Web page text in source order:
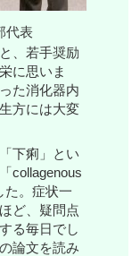
代表
、若手奨励
に思いま
た消化器内
方には大変
下痢」とい
collagenous
た。症状一
ど、疑問点
る毎日でし
論文を読み